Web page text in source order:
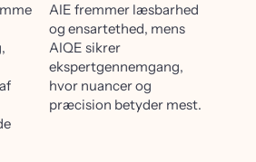
AIE fremmer læsbarhed
og ensartethed, mens
AIQE sikrer
ekspertgennemgang,
hvor nuancer og
præcision betyder mest.